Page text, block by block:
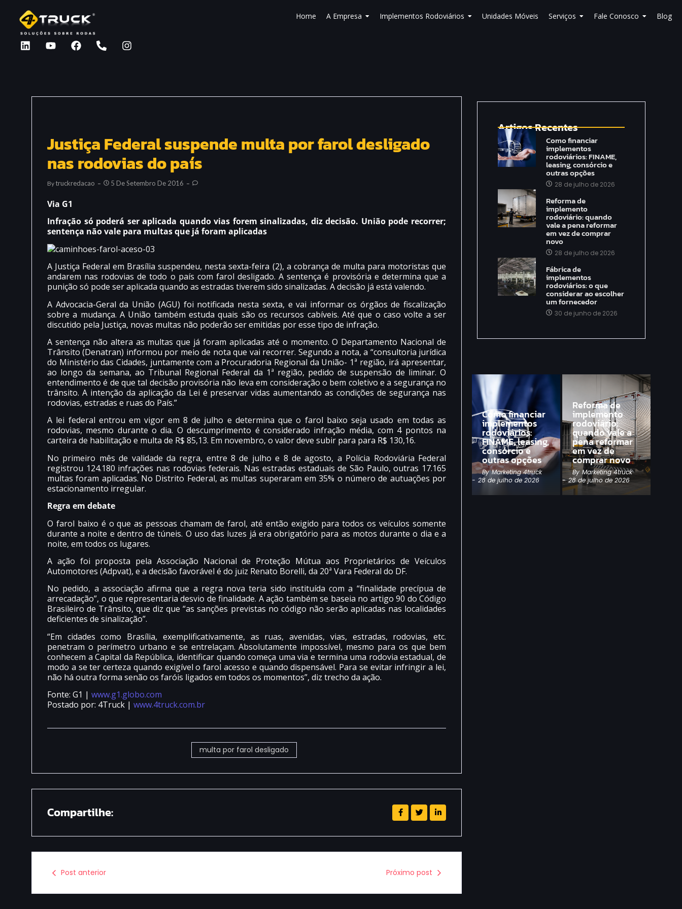
Home A Empresa Implementos Rodoviários Unidades Móveis Serviços Fale Conosco Blog
Justiça Federal suspende multa por farol desligado
nas rodovias do país
ByTruckredacao 5 De Setembro De 2016
Via G1
Infração só poderá ser aplicada quando vias forem sinalizadas, diz decisão. União pode recorrer;
sentença não vale para multas que já foram aplicadas
A Justiça Federal em Brasília suspendeu, nesta sexta-feira (2), a cobrança de multa para motoristas que
andarem nas rodovias de todo o país com farol desligado. A sentença é provisória e determina que a
punição só pode ser aplicada quando as estradas tiverem sido sinalizadas. A decisão já está valendo.
A Advocacia-Geral da União (AGU) foi notificada nesta sexta, e vai informar os órgãos de fiscalização
sobre a mudança. A União também estuda quais são os recursos cabíveis. Até que o caso volte a ser
discutido pela Justiça, novas multas não poderão ser emitidas por esse tipo de infração.
A sentença não altera as multas que já foram aplicadas até o momento. O Departamento Nacional de
Trânsito (Denatran) informou por meio de nota que vai recorrer. Segundo a nota, a “consultoria jurídica
do Ministério das Cidades, juntamente com a Procuradoria Regional da União- 1ª região, irá apresentar,
ao longo da semana, ao Tribunal Regional Federal da 1ª região, pedido de suspensão de liminar. O
entendimento é de que tal decisão provisória não leva em consideração o bem coletivo e a segurança no
trânsito. A intenção da aplicação da Lei é preservar vidas aumentando as condições de segurança nas
rodovias, estradas e ruas do País.”
A lei federal entrou em vigor em 8 de julho e determina que o farol baixo seja usado em todas as
rodovias, mesmo durante o dia. O descumprimento é considerado infração média, com 4 pontos na
carteira de habilitação e multa de R$ 85,13. Em novembro, o valor deve subir para para R$ 130,16.
No primeiro mês de validade da regra, entre 8 de julho e 8 de agosto, a Polícia Rodoviária Federal
registrou 124.180 infrações nas rodovias federais. Nas estradas estaduais de São Paulo, outras 17.165
multas foram aplicadas. No Distrito Federal, as multas superaram em 35% o número de autuações por
estacionamento irregular.
Regra em debate
O farol baixo é o que as pessoas chamam de farol, até então exigido para todos os veículos somente
durante a noite e dentro de túneis. O uso das luzes já era obrigatório para as motos durante o dia e a
noite, em todos os lugares.
A ação foi proposta pela Associação Nacional de Proteção Mútua aos Proprietários de Veículos
Automotores (Adpvat), e a decisão favorável é do juiz Renato Borelli, da 20ª Vara Federal do DF.
No pedido, a associação afirma que a regra nova teria sido instituída com a “finalidade precípua de
arrecadação”, o que representaria desvio de finalidade. A ação também se baseia no artigo 90 do Código
Brasileiro de Trânsito, que diz que “as sanções previstas no código não serão aplicadas nas localidades
deficientes de sinalização”.
“Em cidades como Brasília, exemplificativamente, as ruas, avenidas, vias, estradas, rodovias, etc.
penetram o perímetro urbano e se entrelaçam. Absolutamente impossível, mesmo para os que bem
conhecem a Capital da República, identificar quando começa uma via e termina uma rodovia estadual, de
modo a se ter certeza quando exigível o farol acesso e quando dispensável. Para se evitar infringir a lei,
não há outra forma senão os faróis ligados em todos os momentos”, diz trecho da ação.
Fonte: G1 | www.g1.globo.com
Postado por: 4Truck | www.4truck.com.br
multa por farol desligado
Compartilhe:
Post anterior Próximo post
Artigos Recentes
Como financiar
implementos
rodoviários: FINAME,
leasing, consórcio e
outras opções
28 de julho de 2026
Reforma de
implemento
rodoviário: quando
vale a pena reformar
em vez de comprar
novo
28 de julho de 2026
Fábrica de
implementos
rodoviários: o que
considerar ao escolher
um fornecedor
30 de junho de 2026
Como financiar
implementos
rodoviários:
FINAME, leasing,
consórcio e
outras opções
By Marketing 4truck
- 28 de julho de 2026
Reforma de
implemento
rodoviário:
quando vale a
pena reformar
em vez de
comprar novo
By Marketing 4truck
- 28 de julho de 2026